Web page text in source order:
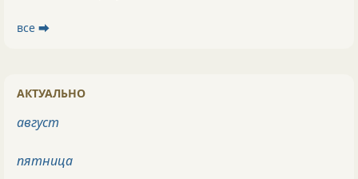
все ⮕
АКТУАЛЬНО
август
пятница